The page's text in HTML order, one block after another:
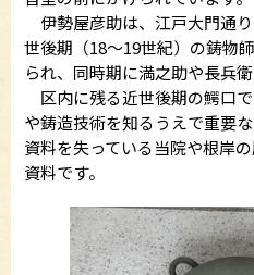
伊勢屋彦助は、江戸大門通
世後期（18～19世紀）の鋳物
られ、同時期に満之助や長兵
区内に残る近世後期の鰐口
や鋳造技術を知るうえで重要
資料を失っている当院や根岸
資料です。